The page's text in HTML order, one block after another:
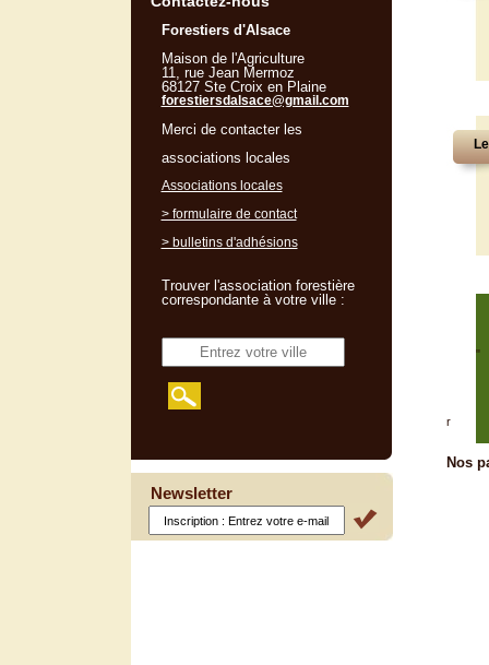
"
r
Nos
Forestiers d'Alsace
Maison de l'Agriculture
11, rue Jean Mermoz
68127 Ste Croix en Plaine
forestiersdalsace@gmail.com
Merci de contacter les
associations locales
Associations locales
> formulaire de contact
> bulletins d'adhésions
Trouver l'association forestière
correspondante à votre ville :
Newsletter